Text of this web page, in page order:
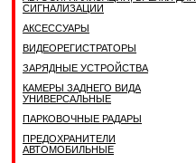
СИГНАЛИЗАЦИИ
АКСЕССУАРЫ
ВИДЕОРЕГИСТРАТОРЫ
ЗАРЯДНЫЕ УСТРОЙСТВА
КАМЕРЫ ЗАДНЕГО ВИДА
УНИВЕРСАЛЬНЫЕ
ПАРКОВОЧНЫЕ РАДАРЫ
ПРЕДОХРАНИТЕЛИ
АВТОМОБИЛЬНЫЕ